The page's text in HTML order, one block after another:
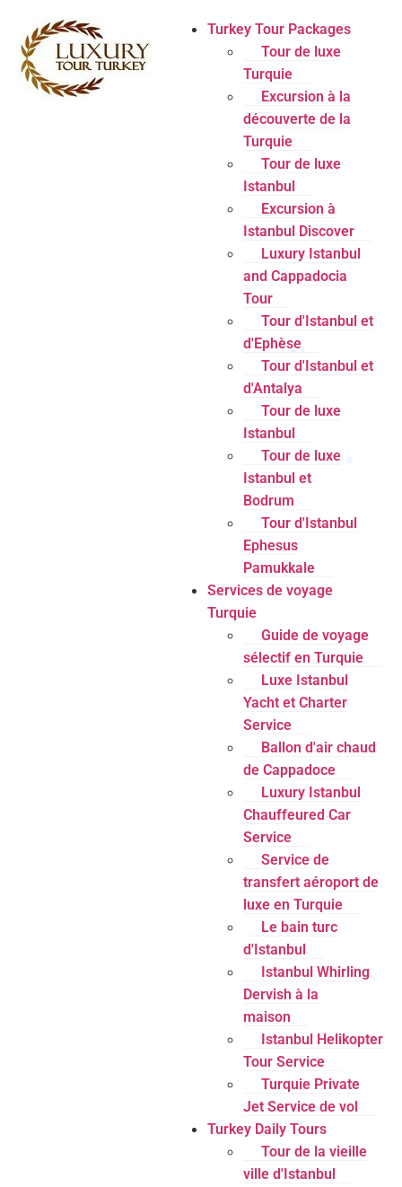
Turkey Tour Packages
Tour de luxe
Turquie
Excursion à la
découverte de la
Turquie
Tour de luxe
Istanbul
Excursion à
Istanbul Discover
Luxury Istanbul
and Cappadocia
Tour
Tour d'Istanbul et
d'Ephèse
Tour d'Istanbul et
d'Antalya
Tour de luxe
Istanbul
Tour de luxe
Istanbul et
Bodrum
Tour d'Istanbul
Ephesus
Pamukkale
Services de voyage
Turquie
Guide de voyage
sélectif en Turquie
Luxe Istanbul
Yacht et Charter
Service
Ballon d'air chaud
de Cappadoce
Luxury Istanbul
Chauffeured Car
Service
Service de
transfert aéroport de
luxe en Turquie
Le bain turc
d'Istanbul
Istanbul Whirling
Dervish à la
maison
Istanbul Helikopter
Tour Service
Turquie Private
Jet Service de vol
Turkey Daily Tours
Tour de la vieille
ville d'Istanbul